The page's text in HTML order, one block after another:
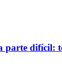
parte difícil: